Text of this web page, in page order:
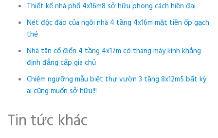
Thiết kế nhà phố 4x16m8 sở hữu phong cách hiện đại
Nét độc đáo của ngôi nhà 4 tầng 4x16m mặt tiền ốp gạch
thẻ
Nhà tân cổ điển 4 tầng 4x17m có thang máy kính khẳng
định đẳng cấp gia chủ
Chiêm ngưỡng mẫu biệt thự vườn 3 tầng 8x12m5 bất kỳ
ai cũng muốn sở hữu!!!
Tin tức khác